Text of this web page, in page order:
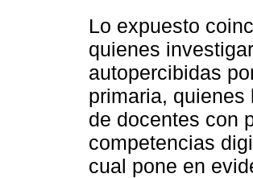
Lo expuesto
quienes
autopercibidas
primaria,
de docentes con
competencias
cual pone en